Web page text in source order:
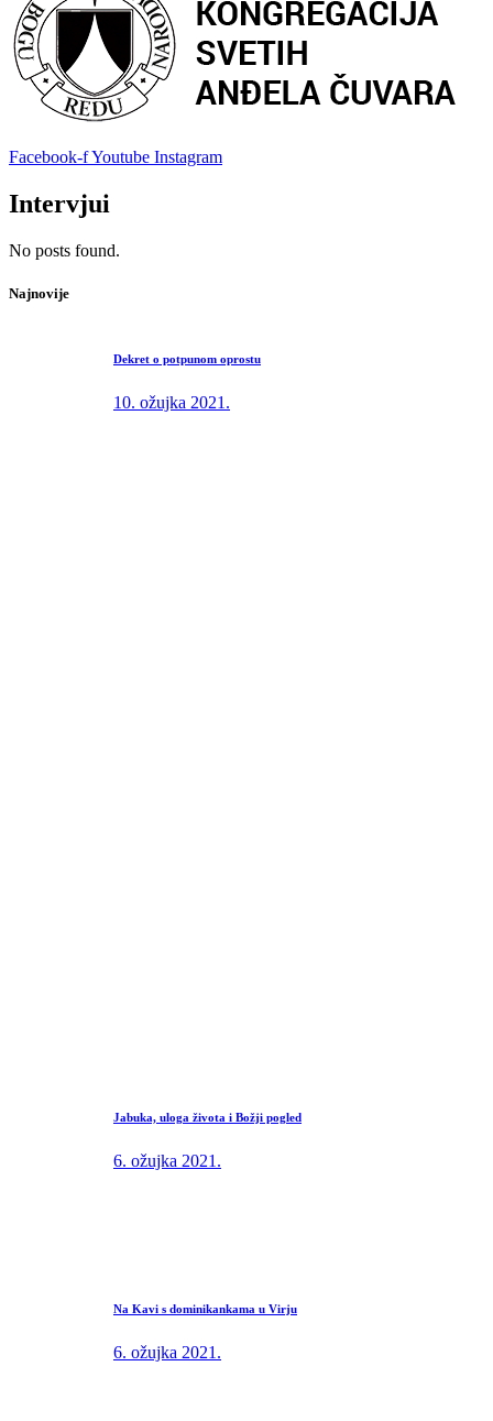
Facebook-fYoutube Instagram
Intervjui
No posts found.
Najnovije
Dekret o potpunom oprostu
10. ožujka 2021.
Jabuka, uloga života i Božji pogled
6. ožujka 2021.
Na Kavi s dominikankama u Virju
6. ožujka 2021.